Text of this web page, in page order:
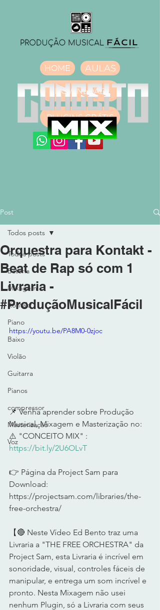
HOME AULAS
DOWNLOAD
PLUGINS GRÁTIS
Post
Todos posts
Bateria
MIxagem
Kontakt
Piano
Baixo
Violão
Guitarra
Pianos
compressor
Masterização
Voz
Todos posts
Orquestra para Kontakt -
Beat de Rap só com 1
Livraria -
#ProduçãoMusicalFácil
https://youtu.be/PA8M0-0zjoc
📌 Venha aprender sobre Produção
Musical, Mixagem e Masterização no:
⚠️ "CONCEITO MIX" :
https://bit.ly/2U6OLvT
👉 Página da Project Sam para
Download:
https://projectsam.com/libraries/the-
free-orchestra/
【🔴 Neste Vídeo Ed Bento traz uma
Livraria a "THE FREE ORCHESTRA" da
Project Sam, esta Livraria é incrível em
sonoridade, visual, controles fáceis de
manipular, e entrega um som incrível e
pronto. Nesta Mixagem não usei
nenhum Plugin, só a Livraria com seus